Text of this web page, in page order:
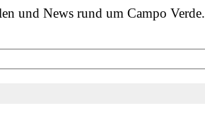
und News rund um Campo Verde.